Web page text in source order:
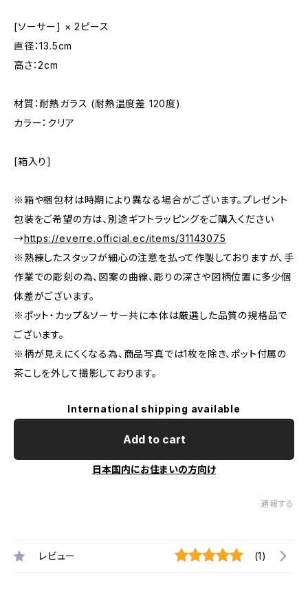
[ソーサー] × 2ピース
直径：13.5cm
高さ：2cm
材質：耐熱ガラス (耐熱温度差 120度)
カラー：クリア
[箱入り]
※箱や梱包材は時期により異なる場合がございます。プレゼント
包装をご希望の方は、別途ギフトラッピングをご購入ください
→https://everre.official.ec/items/31143075
※熟練したスタッフが細心の注意を払って作製しておりますが、手
作業での彫刻の為、図案の曲線、彫りの深さや図柄位置に多少個
体差がございます。
※ポット・カップ＆ソーサー共に本体は厳選した品質の規格品で
ございます。
※柄が見えにくくなる為、商品写真では1枚を除き、ポット付属の
茶こしを外して撮影しております。
International shipping available
Add to cart
日本国内にお住まいの方向け
通報する
レビュー (1)